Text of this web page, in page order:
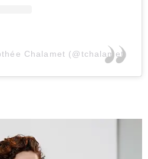
Chalamet (@tchalamet)